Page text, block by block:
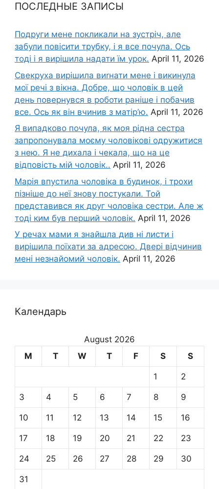
ПОСЛЕДНЫЕ ЗАПИСЫ
Подруги мене покликали на зустріч, але
забули повісити трубку, і я все почула. Ось
тоді і я вирішила надати їм урок. April 11, 2026
Свекруха вирішила виrнати мене і викинула
мої речі з вікна. Добре, що чоловік в цей
день повернувся в роботи раніше і побачив
все. Ось як він вчинив з матір’ю. April 11, 2026
Я випадково почула, як моя рідна сестра
запропонувала моєму чоловікові одружитися
з нею. Я не дихала і чекала, що на це
відповість мій чоловік.. April 11, 2026
Марія впустила чоловіка в будинок, і трохи
пізніше до неї знову постукали. Той
представився як друг чоловіка сестри. Але ж
тоді ким був перший чоловік. April 11, 2026
У речах мами я знайшла див ні листи і
вирішила поїхати за адресою. Двері відчинив
мені незнайомий чоловік. April 11, 2026
Календарь
August 2026
M
T W T F S S
1 2
3 4 5 6 7 8 9
10 11 12 13 14 15 16
17 18 19 20 21 22 23
24 25 26 27 28 29 30
31